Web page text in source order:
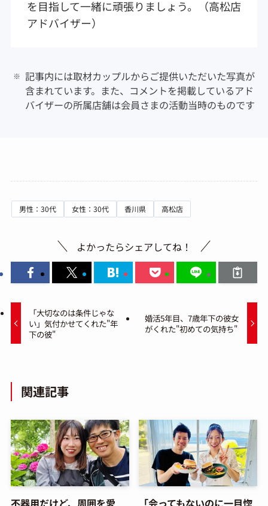
を目指して一緒に頑張りましょう。（高松店
アドバイザー）
記事内には取材カップルからご提供いただいた写真が
含まれています。また、コメントを掲載しているアド
バイザーの所属店舗は会員さまの活動当時のものです
男性：30代 女性：30代 香川県 高松店
よかったらシェアしてね！
「大切なのは条件じゃな
い」気付かせてくれた"年
下の彼"
婚活5年目、7歳年下の彼女
がくれた"初めての気持ち"
関連記事
不器用だけど、周囲を愛
「会ってもないのに一目惚